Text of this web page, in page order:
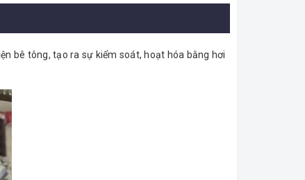
bê tông, tạo ra sự kiểm soát, hoạt hóa bằng hơi